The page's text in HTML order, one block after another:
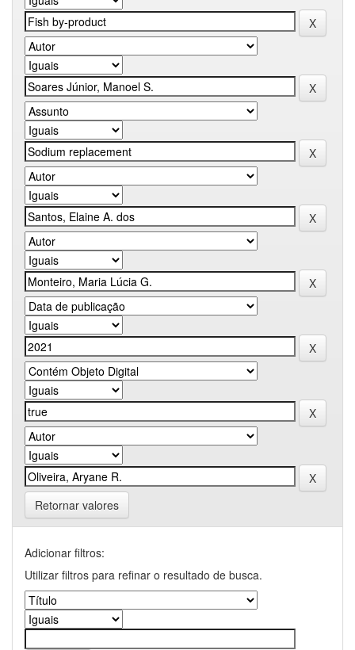
Retornar valores
Adicionar filtros:
Utilizar filtros para refinar o resultado de busca.